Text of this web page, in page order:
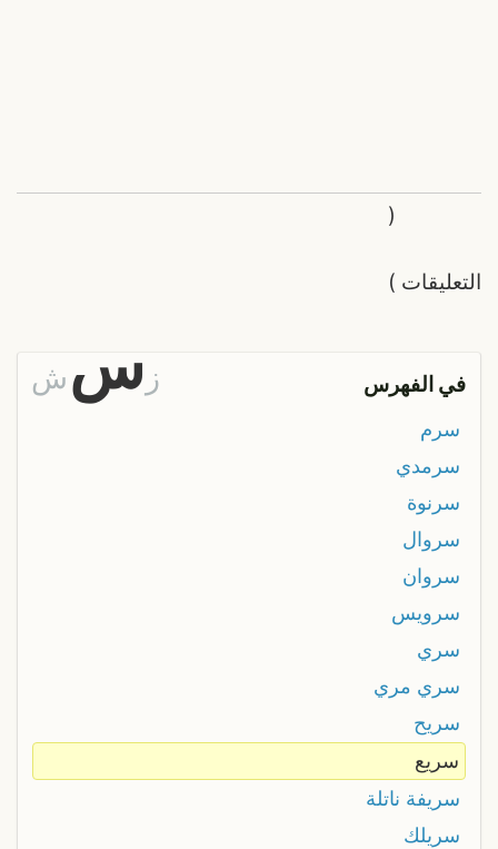
التعليقات
(
)
في الفهرس ز سش
سرم
سرمدي
سرنوة
سروال
سروان
سرويس
سري
سري مري
سريح
سريع
سريفة ناتلة
سريلك